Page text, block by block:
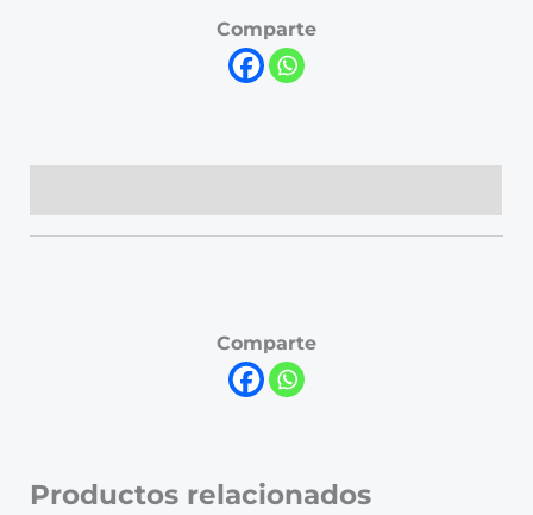
Comparte
Comparte
Productos relacionados